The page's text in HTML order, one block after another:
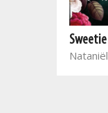
Sweetie
Nataniël